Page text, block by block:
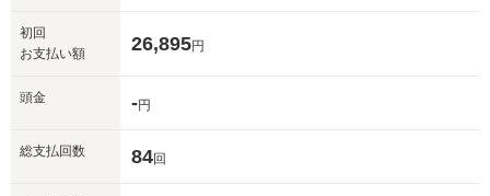
初回
お支払い額
26,895円
頭金 -円
総支払回数 84回